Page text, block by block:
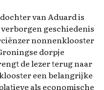
van Aduard is
verborgen geschiedenis
nonnenklooster
dorpje
de lezer terug naar
een belangrijke
als economische